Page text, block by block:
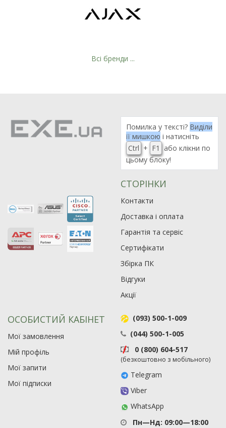
Рейтинг EXE.ua:
974
90
19
Всі бренди ...
Помилка у тексті? Виділи
її мишкою і натисніть
Ctrl + F1
або клікни по
цьому блоку!
СТОРІНКИ
Контакти
Доставка і оплата
Гарантія та сервіс
Сертифікати
Збірка ПК
Відгуки
Акції
ОСОБИСТИЙ КАБІНЕТ
Мої замовлення
Мій профіль
Мої запити
Мої підписки
(093) 500-1-009
(044) 500-1-005
0 (800) 604-517
(безкоштовно з мобільного)
Telegram
Viber
WhatsApp
Пн—Нд: 09:00—18:00